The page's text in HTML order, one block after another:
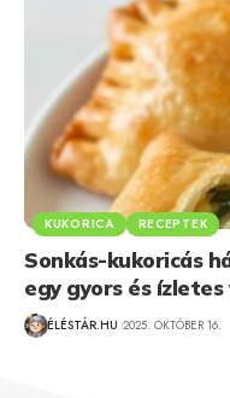
KUKORICA RECEPTEK
Sonkás-kukoricás
egy gyors és
ÉLÉSTÁR.HU 2025. OKTÓBER 16.